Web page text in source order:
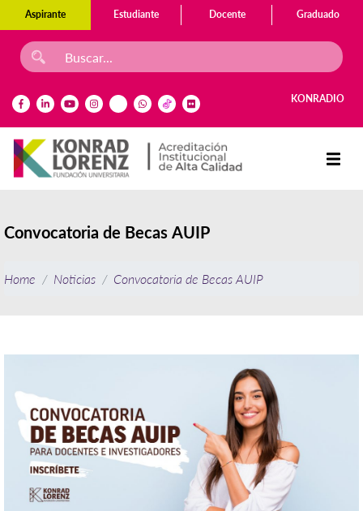
Aspirante Estudiante Docente Graduado
KONRADIO
Convocatoria de Becas AUIP
Home Noticias Convocatoria de Becas AUIP